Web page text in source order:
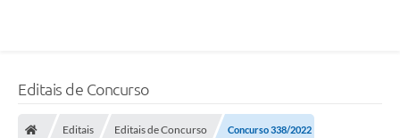
Editais de Concurso
Editais Editais de Concurso Concurso 338/2022